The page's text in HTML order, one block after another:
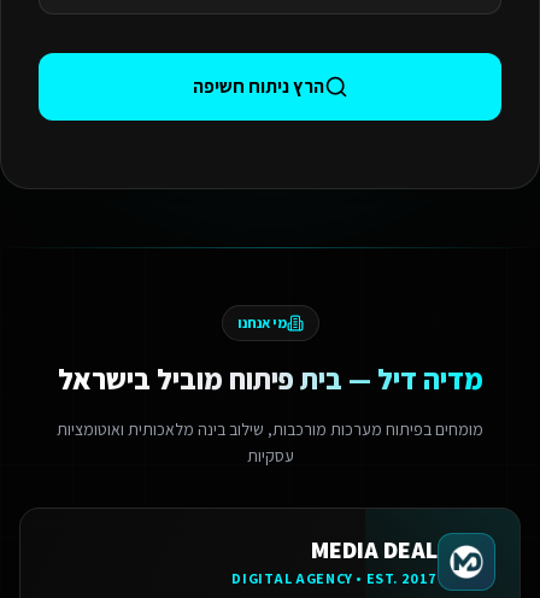
הרץ ניתוח חשיפה
מי אנחנו
מדיה דיל — בית פיתוח מוביל בישראל
מומחים בפיתוח מערכות מורכבות, שילוב בינה מלאכותית ואוטומציות
עסקיות
MEDIA DEAL
DIGITAL AGENCY • EST. 2017